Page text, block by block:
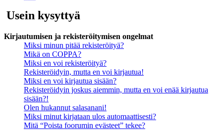
Usein kysyttyä
Kirjautumisen ja rekisteröitymisen ongelmat
Miksi minun pitää rekisteröityä?
Mikä on COPPA?
Miksi en voi rekisteröityä?
Rekisteröidyin, mutta en voi kirjautua!
Miksi en voi kirjautua sisään?
Rekisteröidyin joskus aiemmin, mutta en voi enää kirjautua
sisään?!
Olen hukannut salasanani!
Miksi minut kirjataan ulos automaattisesti?
Mitä “Poista foorumin evästeet” tekee?